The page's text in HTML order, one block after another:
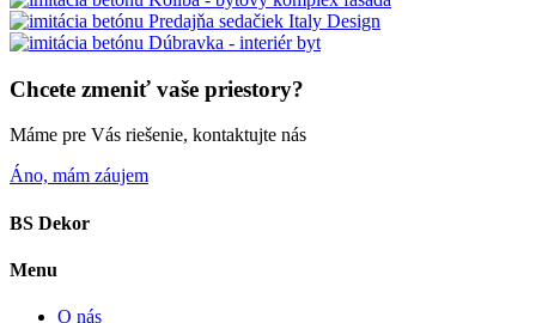
Predajňa sedačiek Italy Design
Dúbravka - interiér byt
Chcete zmeniť vaše priestory?
Máme pre Vás riešenie, kontaktujte nás
Áno, mám záujem
BS Dekor
Menu
O nás